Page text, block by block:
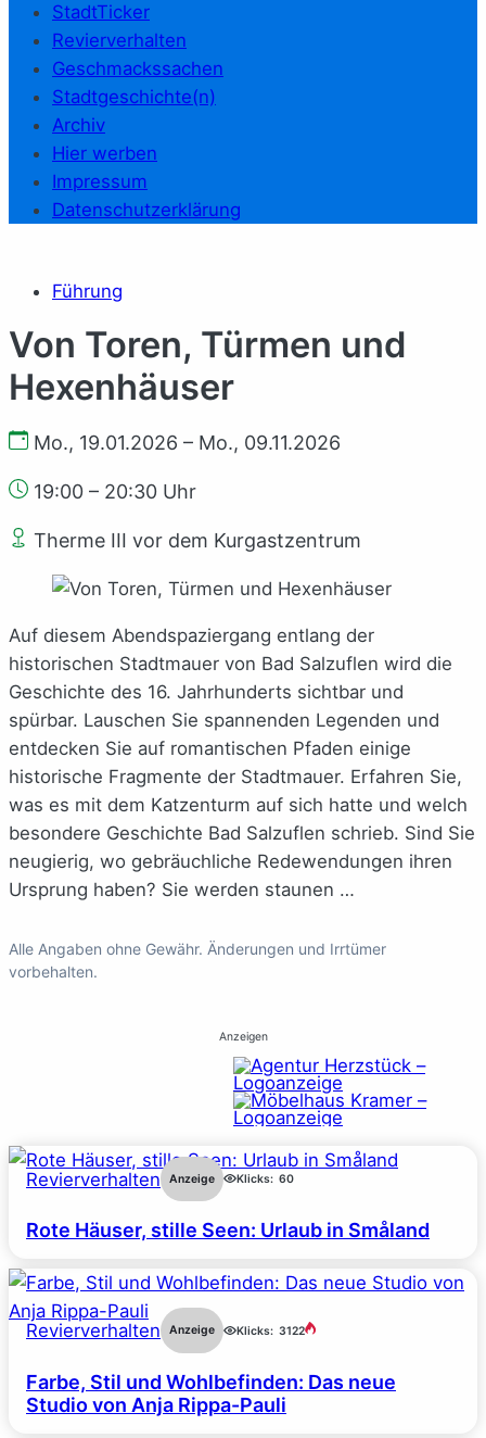
StadtTicker
Revierverhalten
Geschmackssachen
Stadtgeschichte(n)
Archiv
Hier werben
Impressum
Datenschutzerklärung
Führung
Von Toren, Türmen und
Hexenhäuser
Mo., 19.01.2026 – Mo., 09.11.2026
19:00 – 20:30 Uhr
Therme III vor dem Kurgastzentrum
Auf diesem Abendspaziergang entlang der
historischen Stadtmauer von Bad Salzuflen wird die
Geschichte des 16. Jahrhunderts sichtbar und
spürbar. Lauschen Sie spannenden Legenden und
entdecken Sie auf romantischen Pfaden einige
historische Fragmente der Stadtmauer. Erfahren Sie,
was es mit dem Katzenturm auf sich hatte und welch
besondere Geschichte Bad Salzuflen schrieb. Sind Sie
neugierig, wo gebräuchliche Redewendungen ihren
Ursprung haben? Sie werden staunen …
Alle Angaben ohne Gewähr. Änderungen und Irrtümer
vorbehalten.
Anzeigen
Revierverhalten Anzeige Klicks: 60
Rote Häuser, stille Seen: Urlaub in Småland
Revierverhalten Anzeige Klicks: 3122
Farbe, Stil und Wohlbefinden: Das neue
Studio von Anja Rippa-Pauli